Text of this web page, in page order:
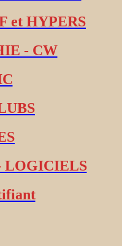
et HYPERS
- CW
LOGICIELS